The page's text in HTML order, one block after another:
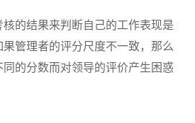
的结果来判断自己的工作表现是
管理者的评分尺度不一致，那么
的分数而对领导的评价产生困惑